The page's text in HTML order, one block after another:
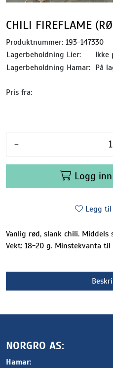
CHILI FIREFLAME
Produktnummer: 193-147330
Lagerbeholdning Lier:
Ikke
Lagerbeholdning Hamar: På
Pris fra:
-
Logg
Legg
Vanlig rød, slank chili. Middels
Vekt: 18-20 g. Minstekvanta
NORGRO AS:
Hamar: